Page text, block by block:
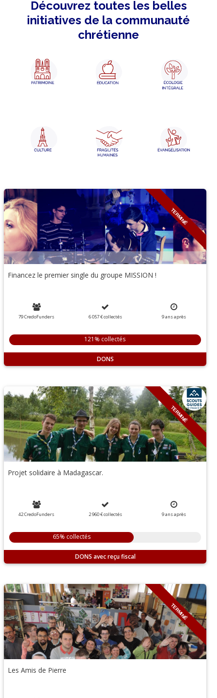
Découvrez toutes les belles
initiatives de la communauté
chrétienne
TERMINÉ
Financez le premier single du groupe MISSION !
79 CredoFunders 6 057 €collectés 9ansaprès
121% collectés
DONS
TERMINÉ
Projet solidaire à Madagascar.
42 CredoFunders 2 960 €collectés 9ansaprès
65% collectés
DONS
TERMINÉ
Les Amis de Pierre